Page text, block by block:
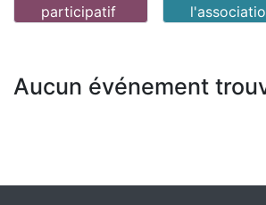
participatif
Aucun événement